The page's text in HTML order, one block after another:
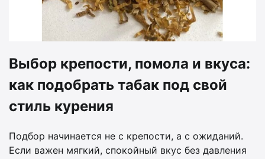
Выбор крепости, помола и вкуса:
как подобрать табак под свой
стиль курения
Подбор начинается не с крепости, а с ожиданий.
Если важен мягкий, спокойный вкус без давления